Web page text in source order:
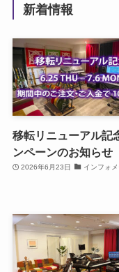
新着情報
移転リニューアル記
ンペーンのお知らせ
2026年6月23日 インフォ